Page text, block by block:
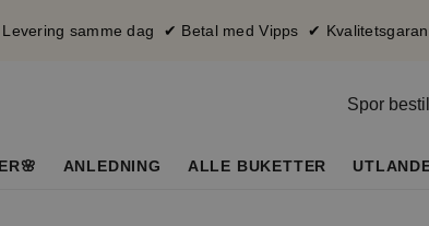
samme dag ✔ Betal med Vipps ✔
Spor
ANLEDNING ALLE BUKETTER